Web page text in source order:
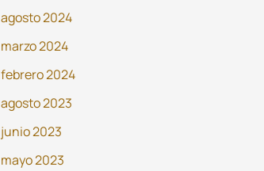
agosto 2024
marzo 2024
febrero 2024
agosto 2023
junio 2023
mayo 2023